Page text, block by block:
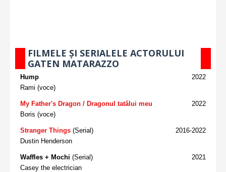
FILMELE ȘI SERIALELE ACTORULUI
GATEN MATARAZZO
2022
Hump
Rami (voce)
2022
My Father's Dragon / Dragonul tatălui meu
Boris (voce)
2016-2022
Stranger Things (Serial)
Dustin Henderson
2021
Waffles + Mochi (Serial)
Casey the electrician